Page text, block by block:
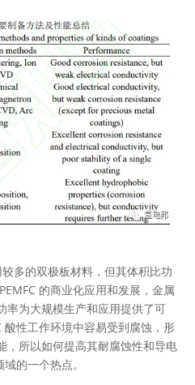
多的双极板材料，但其体积比功
的商业化应用和发展，金属
率为大规模生产和应用提供了可
酸性工作环境中容易受到腐蚀，形
，所以如何提高其耐腐蚀性和导电
的一个热点。